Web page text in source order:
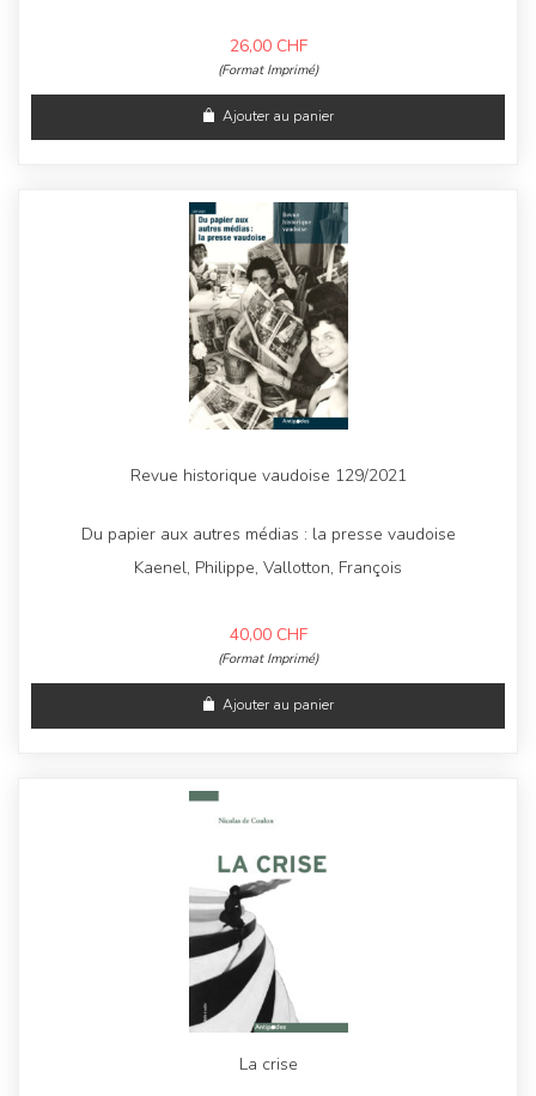
26,00 CHF
(Format Imprimé)
Ajouter au panier
Revue historique vaudoise 129/2021
Du papier aux autres médias : la presse vaudoise
Kaenel, Philippe, Vallotton, François
40,00 CHF
(Format Imprimé)
Ajouter au panier
La crise